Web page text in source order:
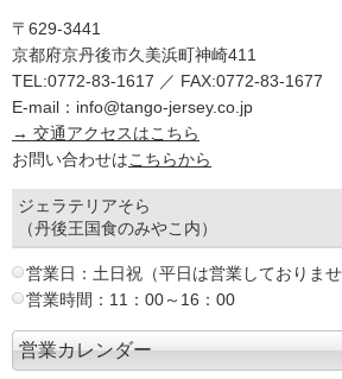
〒629-3441
京都府京丹後市久美浜町神崎411
TEL:0772-83-1617 ／ FAX:0772-83-1677
E-mail：info@tango-jersey.co.jp
→ 交通アクセスはこちら
お問い合わせはこちらから
ジェラテリアそら
（丹後王国食のみやこ内）
営業日：土日祝（平日は営業しておりませ
営業時間：11：00～16：00
営業カレンダー